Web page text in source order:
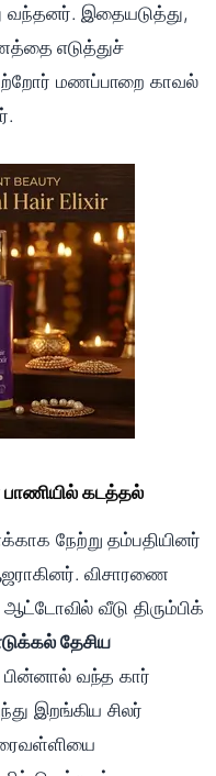
வந்தனர். இதையடுத்து,
எடுத்துச்
மணப்பாறை காவல்
பாணியில் கடத்தல்
நேற்று தம்பதியினர்
விசாரணை
வீடு திரும்பிக்
தேசிய
பின்னால் வந்த கார்
இறங்கிய சிலர்